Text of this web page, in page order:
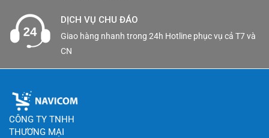
DỊCH VỤ CHU ĐÁO
Giao hàng nhanh trong 24h Hotline phục vụ cả T7 và
CN
CÔNG TY TNHH
THƯƠNG MẠI